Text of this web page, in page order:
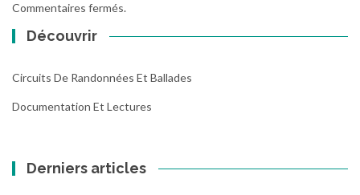
Commentaires fermés.
Découvrir
Circuits De Randonnées Et Ballades
Documentation Et Lectures
Derniers articles